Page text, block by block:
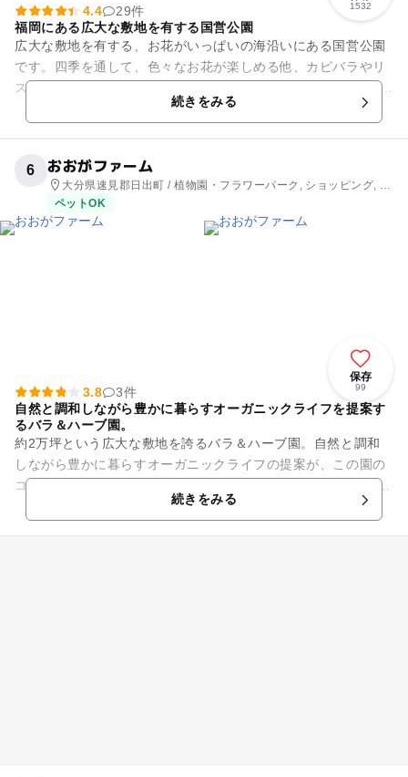
1532
4.4
29件
福岡にある広大な敷地を有する国営公園
広大な敷地を有する、お花がいっぱいの海沿いにある国営公園
です。四季を通して、色々なお花が楽しめる他、カピバラやリ
スザルなどの動物たちがくらす動物の森、全長12kmもあるサイ
クリングコース、お子様...続きをみる
6 おおがファーム
大分県速見郡日出町 / 植物園・フラワーパーク, ショッピング, 観
光
ペットOK
保存
99
3.8
3件
自然と調和しながら豊かに暮らすオーガニックライフを提案す
るバラ＆ハーブ園。
約2万坪という広大な敷地を誇るバラ＆ハーブ園。自然と調和
しながら豊かに暮らすオーガニックライフの提案が、この園の
コンセプトです。 海に面した敷地内には、ローズガーデン、ハ
ーブやローズの苗売り場...続きをみる